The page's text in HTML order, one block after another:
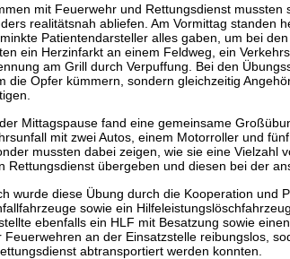
mit Feuerwehr und Rettungsdienst
realitätsnah abliefen. Am Vormittag standen
Patientendarsteller alles gaben, um bei
ein Herzinfarkt an einem Feldweg, ein
am Grill durch Verpuffung. Bei den
die Opfer kümmern, sondern gleichzeitig
Mittagspause fand eine gemeinsame
mit zwei Autos, einem Motorroller und
mussten dabei zeigen, wie sie eine Vielzahl
Rettungsdienst übergeben und diesen bei der
wurde diese Übung durch die Kooperation und
sowie ein
ebenfalls ein HLF mit Besatzung sowie
Feuerwehren an der Einsatzstelle reibungslos,
abtransportiert werden konnten.